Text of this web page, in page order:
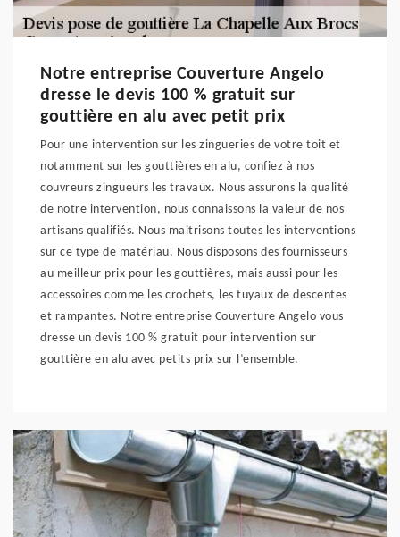
Notre entreprise Couverture Angelo
dresse le devis 100 % gratuit sur
gouttière en alu avec petit prix
Pour une intervention sur les zingueries de votre toit et
notamment sur les gouttières en alu, confiez à nos
couvreurs zingueurs les travaux. Nous assurons la qualité
de notre intervention, nous connaissons la valeur de nos
artisans qualifiés. Nous maitrisons toutes les interventions
sur ce type de matériau. Nous disposons des fournisseurs
au meilleur prix pour les gouttières, mais aussi pour les
accessoires comme les crochets, les tuyaux de descentes
et rampantes. Notre entreprise Couverture Angelo vous
dresse un devis 100 % gratuit pour intervention sur
gouttière en alu avec petits prix sur l’ensemble.